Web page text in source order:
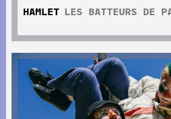
HAMLET LES BATTEURS DE